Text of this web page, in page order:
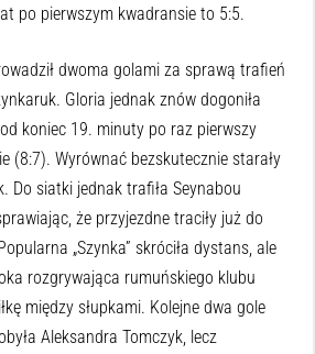
po pierwszym kwadransie to 5:5.
dwoma golami za sprawą trafień
Gloria jednak znów dogoniła
koniec 19. minuty po raz pierwszy
(8:7). Wyrównać bezskutecznie starały
Do siatki jednak trafiła Seynabou
że przyjezdne traciły już do
„Szynka” skróciła dystans, ale
rozgrywająca rumuńskiego klubu
między słupkami. Kolejne dwa gole
Aleksandra Tomczyk, lecz